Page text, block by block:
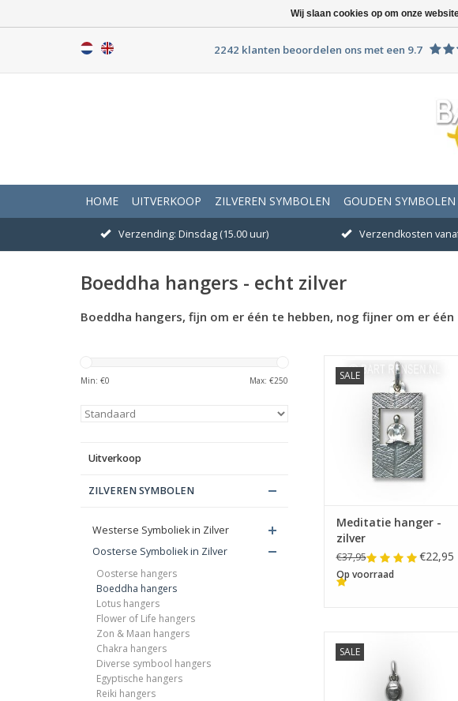
2242 klanten beoordelen ons met een 9.7
HOME UITVERKOOP ZILVEREN SYMBOLEN GOUDEN SYMBOLEN
Verzending: Dinsdag (15.00 uur) Verzendkosten
Boeddha hangers - echt zilver
Boeddha hangers, fijn om er één te hebben, nog fijner om er
Min: €0 Max: €250
Uitverkoop
ZILVEREN SYMBOLEN
Westerse Symboliek in Zilver
Oosterse Symboliek in Zilver
Oosterse hangers
Boeddha hangers
Lotus hangers
Flower of Life hangers
Zon & Maan hangers
Chakra hangers
Diverse symbool hangers
Egyptische hangers
Reiki hangers
SALE
Afmeting 24 x 15 mm
Meditatie hanger -
zilver
€37,95 €22,95
Op voorraad
SALEBoeddha hanger -
Bergkristal
Wij slaan cookies op om onze